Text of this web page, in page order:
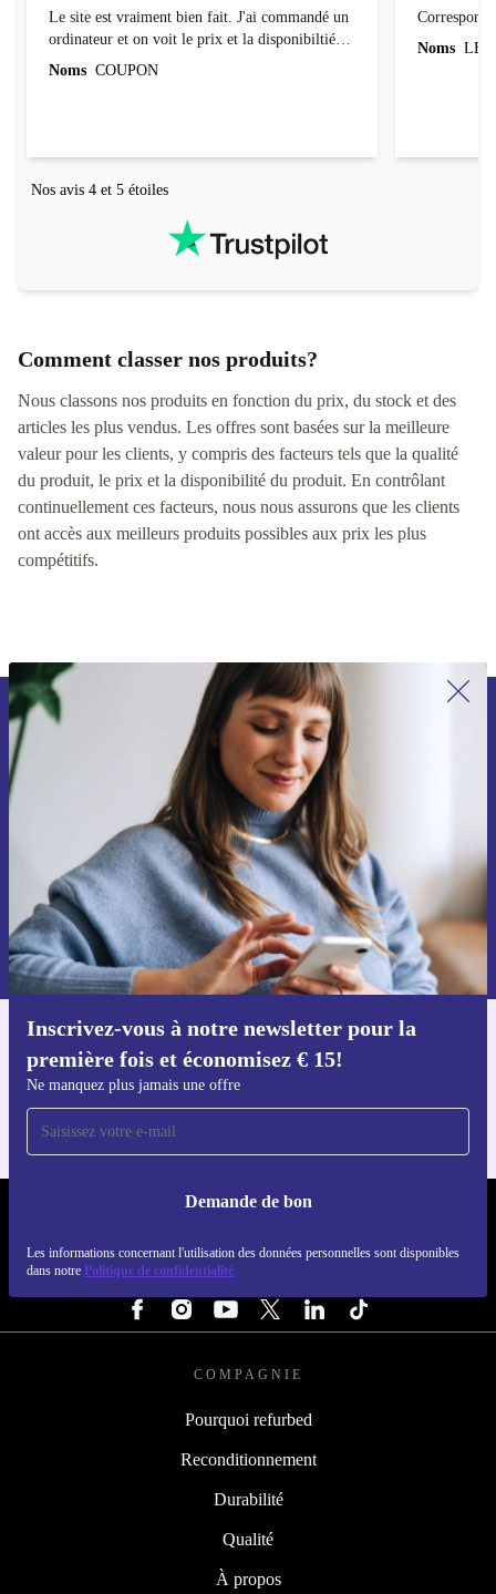
Le site est vraiment bien fait. J'ai commandé un
ordinateur et on voit le prix et la disponibiltié
évoluer au fil des caractéristiques choisies.
Noms COUPON
Correspond
Noms LEO
Nos avis 4 et 5 étoiles
Comment classer nos produits?
Nous classons nos produits en fonction du prix, du stock et des
articles les plus vendus. Les offres sont basées sur la meilleure
valeur pour les clients, y compris des facteurs tels que la qualité
du produit, le prix et la disponibilité du produit. En contrôlant
continuellement ces facteurs, nous nous assurons que les clients
ont accès aux meilleurs produits possibles aux prix les plus
compétitifs.
Inscrivez-vous à notre newsletter pour la
première fois et économisez € 15!
Ne manquez plus jamais une offre
Demande de bon
Les informations concernant l'utilisation des données personnelles sont disponibles
dans notre Politique de confidentialité
Inscrivez-vous à notre newsletter pour
la première fois et économisez 15 € !
Ne manquez plus aucune offre.
Voucher aanvragen
Retrouvez les informations sur l'utilisation des données personnelles
dans notrepolitique de confidentialité.
Téléchargez l'application refurbed
Pour iOS et Android
SUIVEZ-NOUS
COMPAGNIE
Pourquoi refurbed
Reconditionnement
Durabilité
Qualité
À propos